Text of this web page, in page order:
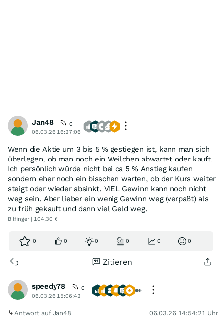
Jan48
0
06.03.26 16:27:06
Wenn die Aktie um 3 bis 5 % gestiegen ist, kann man sich
überlegen, ob man noch ein Weilchen abwartet oder kauft.
Ich persönlich würde nicht bei ca 5 % Anstieg kaufen
sondern eher noch ein bisschen warten, ob der Kurs weiter
steigt oder wieder absinkt. VIEL Gewinn kann noch nicht
weg sein. Aber lieber ein wenig Gewinn weg (verpaßt) als
zu früh gekauft und dann viel Geld weg.
Bilfinger | 104,30 €
0 0 0 0 0 0
Zitieren
speedy78
0
06.03.26 15:06:42
Antwort auf Jan48 06.03.26 14:54:21 Uhr